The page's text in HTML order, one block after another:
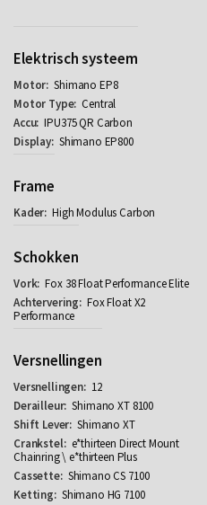
Elektrisch systeem
Shimano EP8
Central
IPU375 QR Carbon
Shimano EP800
Frame
High Modulus Carbon
Schokken
Fox 38 Float Performance Elite
Fox Float X2
Performance
Versnellingen
12
Shimano XT 8100
Shimano XT
e*thirteen Direct Mount
Chainring \ e*thirteen Plus
Shimano CS 7100
Shimano HG 7100